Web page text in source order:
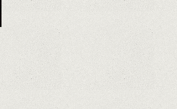
Hoții de telefoane dezvăluie cum
fură și banii victimelor, folosind
doar cartela SIM
Samsung Galaxy S21 Ultra: cel mai
bun telefon Android de pe piață